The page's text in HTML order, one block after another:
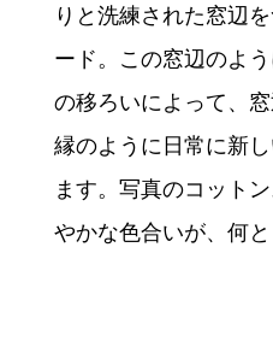
りと洗練された窓辺
ード。この窓辺のよ
の移ろいによって、
縁のように日常に新
ます。写真のコット
やかな色合いが、何と